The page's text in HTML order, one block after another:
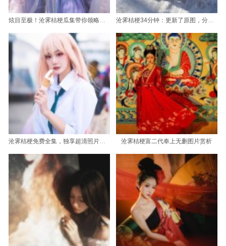
炫目至极！沧霁桔梗瓜集带你领略华丽世界 沧霁桔梗34分钟：更新了原图，分享其中最美的美照
沧霁桔梗免费全集，独享超清照片，尽窥摄影魅力 沧霁桔梗富二代奉上无删图片赏析